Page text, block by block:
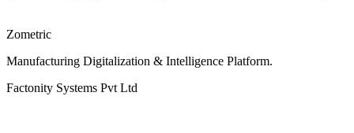
Zometric
Manufacturing Digitalization & Intelligence Platform.
Factonity Systems Pvt Ltd